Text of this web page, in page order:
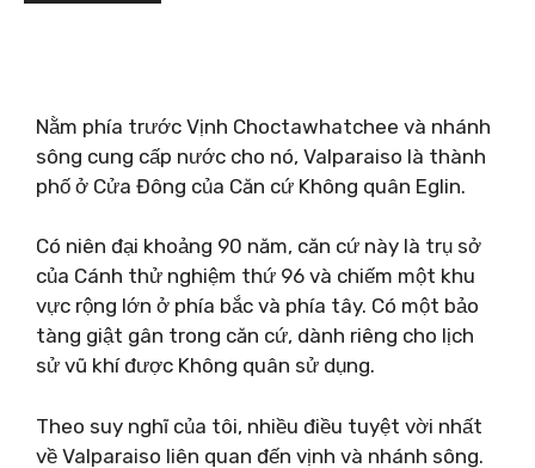
Nằm phía trước Vịnh Choctawhatchee và nhánh
sông cung cấp nước cho nó, Valparaiso là thành
phố ở Cửa Đông của Căn cứ Không quân Eglin.
Có niên đại khoảng 90 năm, căn cứ này là trụ sở
của Cánh thử nghiệm thứ 96 và chiếm một khu
vực rộng lớn ở phía bắc và phía tây. Có một bảo
tàng giật gân trong căn cứ, dành riêng cho lịch
sử vũ khí được Không quân sử dụng.
Theo suy nghĩ của tôi, nhiều điều tuyệt vời nhất
về Valparaiso liên quan đến vịnh và nhánh sông.